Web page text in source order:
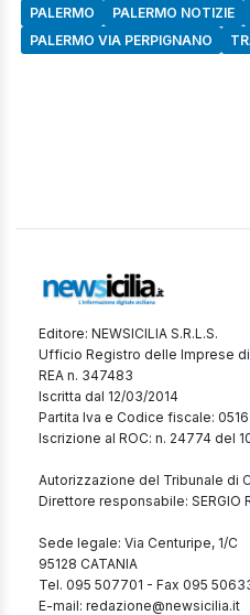
PALERMO
PALERMO NOTIZIE
PALERMO VIA PERPIGNANO
Editore: NEWSICILIA S.R.L.S.
Ufficio Registro delle Imprese di
REA n. 347483
Iscritta dal 12/03/2014
Partita Iva e Codice fiscale:
Iscrizione al ROC: n. 24774 del
Autorizzazione del Tribunale di
Direttore responsabile: SERGIO
Sede legale: Via Centuripe, 1/C
95128 CATANIA
Tel. 095 507701 - Fax 095
E-mail: redazione@newsicilia.it